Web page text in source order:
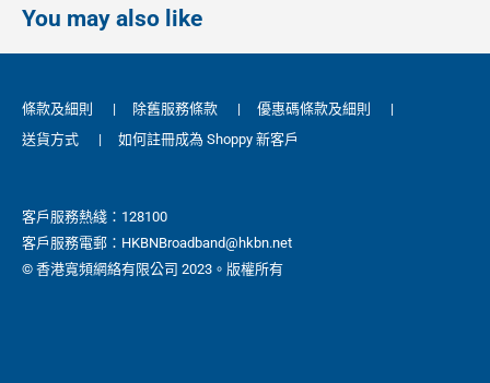
You may also like
條款及細則 | 除舊服務條款 | 優惠碼條款及細則
|
送貨方式
| 如何註冊成為 Shoppy 新客戶
客戶服務熱綫：128100
客戶服務電郵：HKBNBroadband@hkbn.net
© 香港寬頻網絡有限公司 2023。版權所有